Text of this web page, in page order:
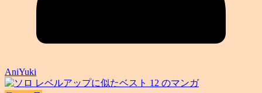
AniYuki